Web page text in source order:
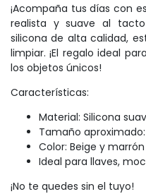
¡Acompaña tus días con
realista y suave al
silicona de alta calidad,
limpiar. ¡El regalo ideal
los objetos únicos!
Características:
Material: Silicona
Tamaño
Color: Beige y marrón
Ideal para llaves,
¡No te quedes sin el tuyo!